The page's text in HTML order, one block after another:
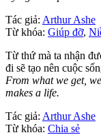
Tác giả: Arthur Ashe
Từ khóa: Giúp đỡ,
Từ thứ mà ta nhận
đi sẽ tạo nên cuộc
From what we get,
makes a life.
Tác giả: Arthur Ashe
Từ khóa: Chia sẻ